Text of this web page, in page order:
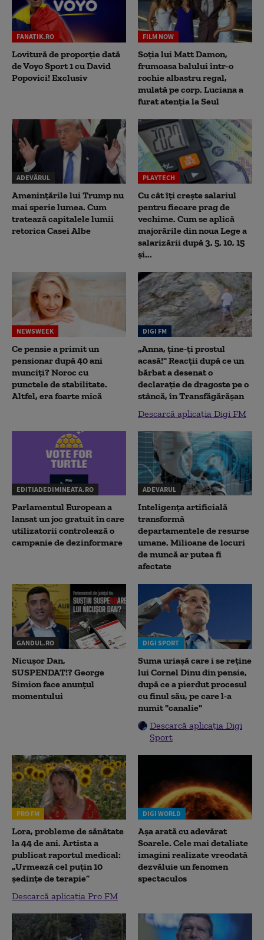
FANATIK.RO
Lovitură de proporție dată
de Voyo Sport 1 cu David
Popovici! Exclusiv
FILM NOW
Soția lui Matt Damon,
frumoasa balului într-o
rochie albastru regal,
mulată pe corp. Luciana a
furat atenția la Seul
ADEVĂRUL
Amenințările lui Trump nu
mai sperie lumea. Cum
tratează capitalele lumii
retorica Casei Albe
PLAYTECH
Cu cât îți crește salariul
pentru fiecare prag de
vechime. Cum se aplică
majorările din noua Lege a
salarizării după 3, 5, 10, 15
și...
NEWSWEEK
Ce pensie a primit un
pensionar după 40 ani
munciți? Noroc cu
punctele de stabilitate.
Altfel, era foarte mică
DIGI FM
„Anna, ţine-ţi prostul
acasă!" Reacţii după ce un
bărbat a desenat o
declaraţie de dragoste pe o
stâncă, în Transfăgărăşan
Descarcă aplicația Digi FM
EDITIADEDIMINEATA.RO
Parlamentul European a
lansat un joc gratuit în care
utilizatorii controlează o
campanie de dezinformare
ADEVARUL
Inteligența artificială
transformă
departamentele de resurse
umane. Milioane de locuri
de muncă ar putea fi
afectate
GANDUL.RO
Nicușor Dan,
SUSPENDAT!? George
Simion face anunțul
momentului
DIGI SPORT
Suma uriașă care i se reține
lui Cornel Dinu din pensie,
după ce a pierdut procesul
cu finul său, pe care l-a
numit "canalie"
Descarcă aplicația Digi
Sport
PRO FM
Lora, probleme de sănătate
la 44 de ani. Artista a
publicat raportul medical:
„Urmează cel puțin 10
ședințe de terapie”
Descarcă aplicația Pro FM
DIGI WORLD
Așa arată cu adevărat
Soarele. Cele mai detaliate
imagini realizate vreodată
dezvăluie un fenomen
spectaculos